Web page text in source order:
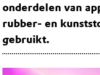
onderdelen van
rubber- en
gebruikt.